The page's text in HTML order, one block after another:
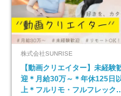
株式会社SUNRISE
【動画クリエイター】未経験
迎＊月給30万～＊年休125日
上＊フルリモ・フルフレック